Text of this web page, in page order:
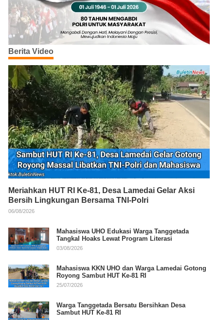
Berita Video
Meriahkan HUT RI Ke-81, Desa Lamedai Gelar Aksi
Bersih Lingkungan Bersama TNI-Polri
06/08/2026
Mahasiswa UHO Edukasi Warga Tanggetada
Tangkal Hoaks Lewat Program Literasi
03/08/2026
Mahasiswa KKN UHO dan Warga Lamedai Gotong
Royong Sambut HUT Ke-81 RI
25/07/2026
Warga Tanggetada Bersatu Bersihkan Desa
Sambut HUT Ke-81 RI